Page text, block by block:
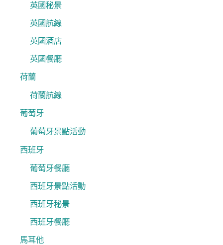
英國秘景
英國航線
英國酒店
英國餐廳
荷蘭
荷蘭航線
葡萄牙
葡萄牙景點活動
西班牙
葡萄牙餐廳
西班牙景點活動
西班牙秘景
西班牙餐廳
馬耳他